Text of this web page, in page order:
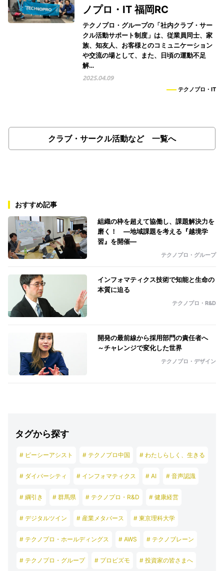
ノプロ・IT 福岡RC
テクノプロ・グループの「社内クラブ・サー
クル活動サポート制度」は、従業員同士、家
族、知友人、お客様とのコミュニケーション
や交流の場として、また、日頃の運動不足
解…
2025.04.09
テクノプロ・IT
クラブ・サークル活動など 一覧へ
おすすめ記事
組織の枠を超えて協働し、課題解決力を
磨く！ ―地域課題を考える『越境学
習』を開催―
テクノプロ・グループ
インフォマティクス技術で知能と生命の
本質に迫る
テクノプロ・R&D
開発の最前線から採用部門の責任者へ
～チャレンジで変化した世界
テクノプロ・デザイン
タグから探す
# ピーシーアシスト # テクノプロ中国 # わたしらしく、生きる
# ダイバーシティ # インフォマティクス # AI # 音声認識
# 綱引き # 群馬県 # テクノプロ・R&D # 健康経営
# デジタルツイン # 産業メタバース # 東京理科大学
# テクノプロ・ホールディングス # AWS # テクノブレーン
# テクノプロ・グループ # プロビズモ # 投資家の皆さまへ